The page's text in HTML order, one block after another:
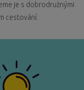
je s dobrodružnými
cestování.